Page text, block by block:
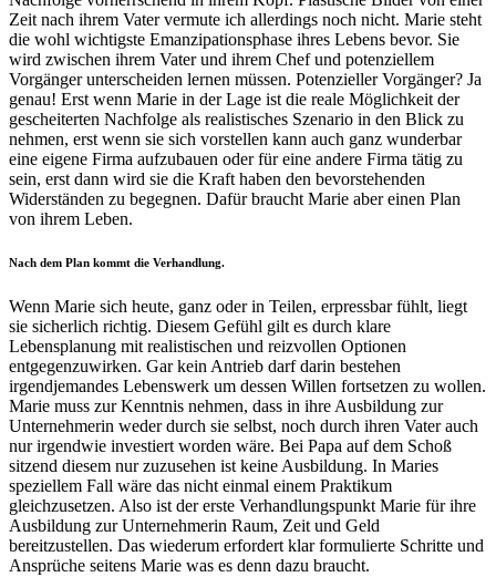
Zeit nach ihrem Vater vermute ich allerdings noch nicht. Marie steht
die wohl wichtigste Emanzipationsphase ihres Lebens bevor. Sie
wird zwischen ihrem Vater und ihrem Chef und potenziellem
Vorgänger unterscheiden lernen müssen. Potenzieller Vorgänger? Ja
genau! Erst wenn Marie in der Lage ist die reale Möglichkeit der
gescheiterten Nachfolge als realistisches Szenario in den Blick zu
nehmen, erst wenn sie sich vorstellen kann auch ganz wunderbar
eine eigene Firma aufzubauen oder für eine andere Firma tätig zu
sein, erst dann wird sie die Kraft haben den bevorstehenden
Widerständen zu begegnen. Dafür braucht Marie aber einen Plan
von ihrem Leben.
Nach dem Plan kommt die Verhandlung.
Wenn Marie sich heute, ganz oder in Teilen, erpressbar fühlt, liegt
sie sicherlich richtig. Diesem Gefühl gilt es durch klare
Lebensplanung mit realistischen und reizvollen Optionen
entgegenzuwirken. Gar kein Antrieb darf darin bestehen
irgendjemandes Lebenswerk um dessen Willen fortsetzen zu wollen.
Marie muss zur Kenntnis nehmen, dass in ihre Ausbildung zur
Unternehmerin weder durch sie selbst, noch durch ihren Vater auch
nur irgendwie investiert worden wäre. Bei Papa auf dem Schoß
sitzend diesem nur zuzusehen ist keine Ausbildung. In Maries
speziellem Fall wäre das nicht einmal einem Praktikum
gleichzusetzen. Also ist der erste Verhandlungspunkt Marie für ihre
Ausbildung zur Unternehmerin Raum, Zeit und Geld
bereitzustellen. Das wiederum erfordert klar formulierte Schritte und
Ansprüche seitens Marie was es denn dazu braucht.